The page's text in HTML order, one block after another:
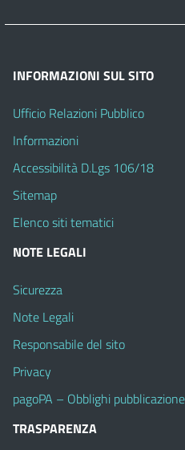
INFORMAZIONI SUL SITO
Ufficio Relazioni Pubblico
Informazioni
Accessibilità D.Lgs 106/18
Sitemap
Elenco siti tematici
NOTE LEGALI
Sicurezza
Note Legali
Responsabile del sito
Privacy
pagoPA – Obblighi
TRASPARENZA